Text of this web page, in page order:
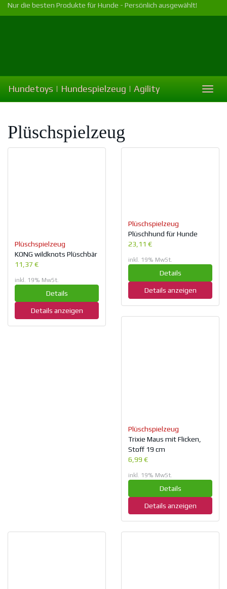
Skip
to
Nur die besten Produkte für Hunde - Persönlich ausgewählt!
Hundetoys | Hundespielzeug | Agility
Plüschspielzeug
Plüschspielzeug
KONG wildknots Plüschbär
11,37 €
inkl. 19% MwSt.
Details
Details anzeigen
Plüschspielzeug
Plüschhund für Hunde
23,11 €
inkl. 19% MwSt.
Details
Details anzeigen
Plüschspielzeug
Trixie Maus mit Flicken,
Stoff 19 cm
6,99 €
inkl. 19% MwSt.
Details
Details anzeigen